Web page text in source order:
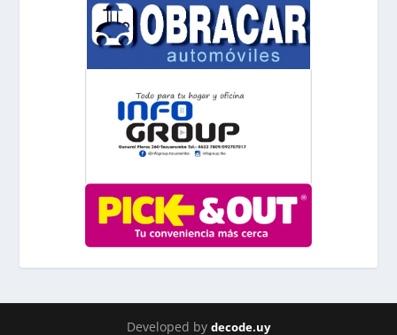
Developed by decode.uy